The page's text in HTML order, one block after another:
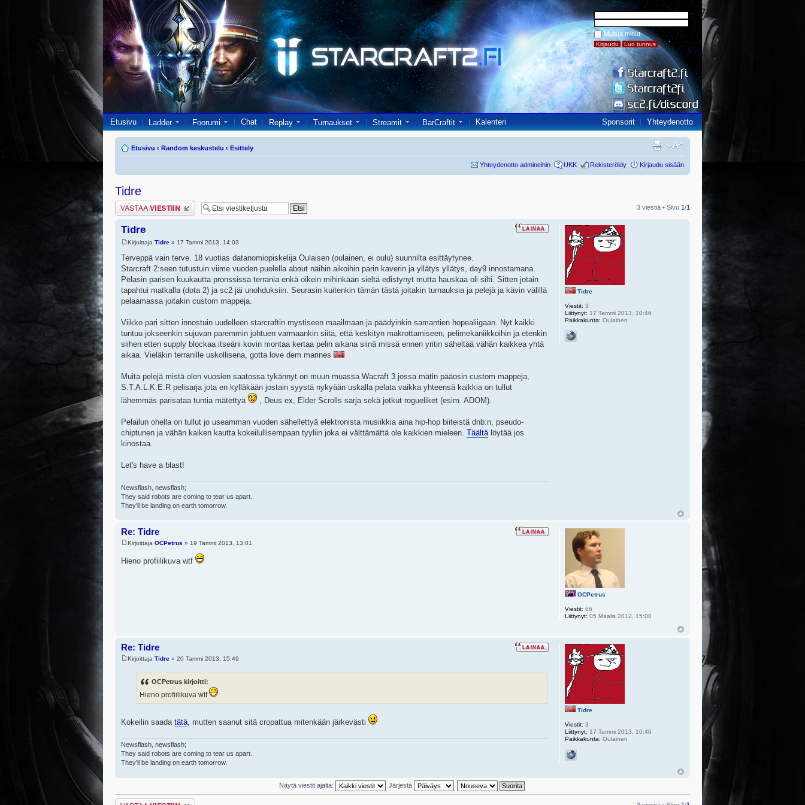
Muista minut
Etusivu Ladder Foorumi Chat Replay Turnaukset Streamit BarCraftit Kalenteri Sponsorit Yhteydenotto
Etusivu ‹ Random keskustelu ‹ Esittely
Yhteydenotto admineihin UKK Rekisteröidy Kirjaudu sisään
Tidre
Lähetä vastaus 3 viestiä • Sivu 1/1
Tidre
Kirjoittaja Tidre » 17 Tammi 2013, 14:03
Terveppä vain terve. 18 vuotias datanomiopiskelija Oulaisen (oulainen, ei oulu) suunnilta esittäytynee.
Starcraft 2:seen tutustuin viime vuoden puolella about näihin aikoihin parin kaverin ja yllätys yllätys, day9 innostamana.
Pelasin parisen kuukautta pronssissa terrania enkä oikein mihinkään sieltä edistynyt mutta hauskaa oli silti. Sitten jotain
tapahtui matkalla (dota 2) ja sc2 jäi unohduksiin. Seurasin kuitenkin tämän tästä joitakin turnauksia ja pelejä ja kävin välillä
pelaamassa joitakin custom mappeja.
Viikko pari sitten innostuin uudelleen starcraftin mystiseen maailmaan ja päädyinkin samantien hopealiigaan. Nyt kaikki
tuntuu jokseenkin sujuvan paremmin johtuen varmaankin siitä, että keskityn makrottamiseen, pelimekaniikkoihin ja etenkin
siihen etten supply blockaa itseäni kovin montaa kertaa pelin aikana siinä missä ennen yritin säheltää vähän kaikkea yhtä
aikaa. Vieläkin terranille uskollisena, gotta love dem marines
Muita pelejä mistä olen vuosien saatossa tykännyt on muun muassa Wacraft 3 jossa mätin pääosin custom mappeja,
S.T.A.L.K.E.R pelisarja jota en kylläkään jostain syystä nykyään uskalla pelata vaikka yhteensä kaikkia on tullut
lähemmäs parisataa tuntia mätettyä
, Deus ex, Elder Scrolls sarja sekä jotkut rogueliket (esim. ADOM).
Pelailun ohella on tullut jo useamman vuoden sähellettyä elektronista musiikkia aina hip-hop biiteistä dnb:n, pseudo-
chiptunen ja vähän kaiken kautta kokeilullisempaan tyyliin joka ei välttämättä ole kaikkien mieleen. Täältälöytää jos
kinostaa.
Let's have a blast!
Newsflash, newsflash;
They said robots are coming to tear us apart.
They'll be landing on earth tomorrow.
Tidre
Viestit: 3
Liittynyt: 17 Tammi 2013, 10:46
Paikkakunta: Oulainen
Re: Tidre
Kirjoittaja OCPetrus » 19 Tammi 2013, 13:01
Hieno profiilikuva wtf
OCPetrus
Viestit: 66
Liittynyt: 05 Maalis 2012, 15:00
Re: Tidre
Kirjoittaja Tidre » 20 Tammi 2013, 15:49
OCPetrus kirjoitti:
Hieno profiilikuva wtf
Kokeilin saada tätä, mutten saanut sitä cropattua mitenkään järkevästi
Newsflash, newsflash;
They said robots are coming to tear us apart.
They'll be landing on earth tomorrow.
Tidre
Viestit: 3
Liittynyt: 17 Tammi 2013, 10:46
Paikkakunta: Oulainen
Näytä viestit ajalta: Järjestä
Lähetä vastaus